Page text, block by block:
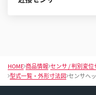
HOME 商品情報 センサ / 判別変位
型式一覧・外形寸法図 センサヘ